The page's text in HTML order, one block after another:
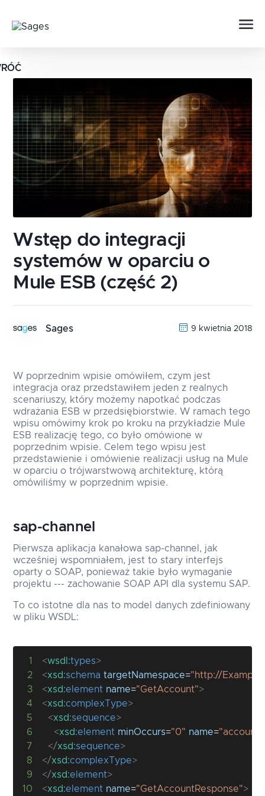
Wstęp do integracji
systemów w oparciu o
Mule ESB (część 2)
Sages 9 kwietnia 2018
W poprzednim wpisie omówiłem, czym jest
integracja oraz przedstawiłem jeden z realnych
scenariuszy, który możemy napotkać podczas
wdrażania ESB w przedsiębiorstwie. W ramach tego
wpisu omówimy krok po kroku na przykładzie Mule
ESB realizację tego, co było omówione w
poprzednim wpisie. Celem tego wpisu jest
przedstawienie i omówienie realizacji usług na Mule
w oparciu o trójwarstwową architekturę, którą
omówiliśmy w poprzednim wpisie.
sap-channel
Pierwsza aplikacja kanałowa sap-channel, jak
wcześniej wspomniałem, jest to stary interfejs
oparty o SOAP, ponieważ takie było wymaganie
projektu --- zachowanie SOAP API dla systemu SAP.
To co istotne dla nas to model danych zdefiniowany
w pliku WSDL:
1 <wsdl:types>
2
<xsd:schema targetNamespace="http://
3
<xsd:element name="GetAccount">
4
<xsd:complexType>
5
<xsd:sequence>
6
<xsd:element minOccurs="0" name="
7
</xsd:sequence>
8
</xsd:complexType>
9
</xsd:element>
10
<xsd:element name="GetAccountResponse">